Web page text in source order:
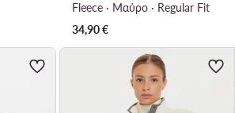
Fleece · Μαύρο · Regular Fit
34,90€